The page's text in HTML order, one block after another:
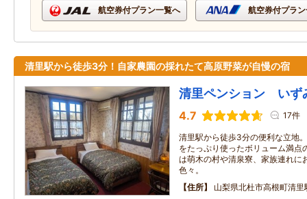
航空券付プラン一覧へ 航空券付プラ
清里駅から徒歩3分！自家農園の採れたて高原野菜が自慢の宿
清里ペンション いず
4.7 17件
清里駅から徒歩3分の便利な立地
をたっぷり使ったボリューム満点
は萌木の村や清泉寮、家族連れに
色々。
住所
山梨県北杜市高根町清